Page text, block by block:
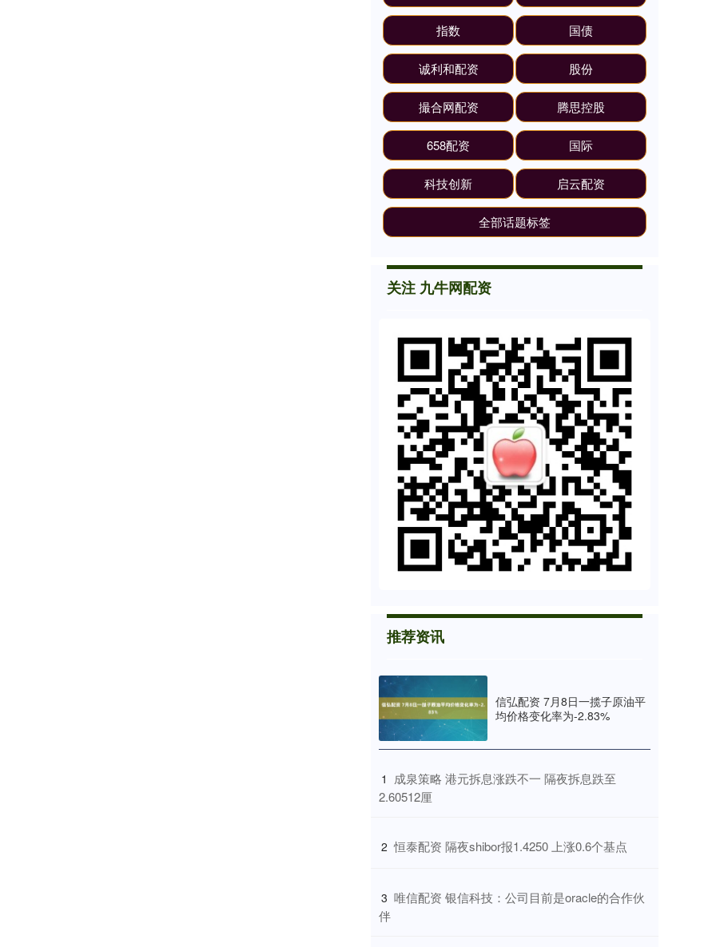
指数 国债
诚利和配资 股份
撮合网配资 腾思控股
658配资 国际
科技创新 启云配资
全部话题标签
关注 九牛网配资
推荐资讯
信弘配资 7月8日一揽子原油平
均价格变化率为-2.83%
1
​成泉策略 港元拆息涨跌不一 隔夜拆息跌至
2.60512厘
2 ​恒泰配资 隔夜shibor报1.4250 上涨0.6个基点
3 ​唯信配资 银信科技：公司目前是oracle的合作伙
伴